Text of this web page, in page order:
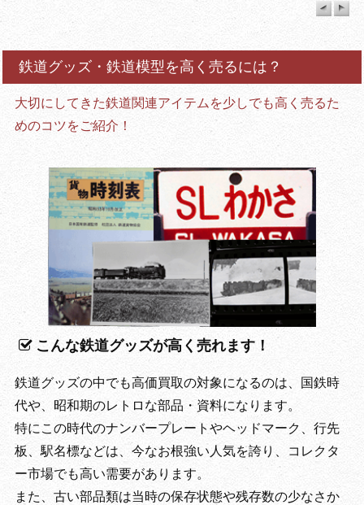
鉄道グッズ・鉄道模型を高く売るには？
大切にしてきた鉄道関連アイテムを少しでも高く売るた
めのコツをご紹介！
こんな鉄道グッズが高く売れます！
鉄道グッズの中でも高価買取の対象になるのは、国鉄時
代や、昭和期のレトロな部品・資料になります。
特にこの時代のナンバープレートやヘッドマーク、行先
板、駅名標などは、今なお根強い人気を誇り、コレクタ
ー市場でも高い需要があります。
また、古い部品類は当時の保存状態や残存数の少なさか